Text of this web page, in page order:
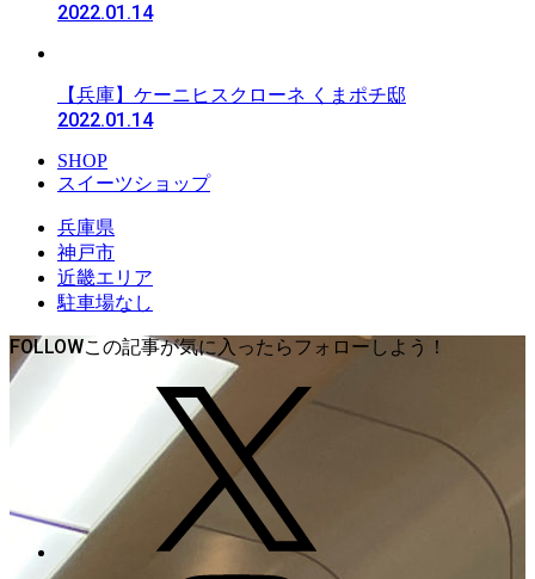
2022.01.14
【兵庫】ケーニヒスクローネ くまポチ邸
2022.01.14
SHOP
スイーツショップ
兵庫県
神戸市
近畿エリア
駐車場なし
FOLLOW